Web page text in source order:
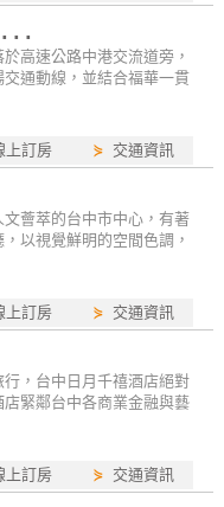
...
高速公路中港交流道旁，
通動線，並結合福華一貫
上訂房 ⋟ 交通資訊
薈萃的台中市中心，有著
以視覺鮮明的空間色調，
上訂房 ⋟ 交通資訊
，台中日月千禧酒店絕對
緊鄰台中各商業金融與藝
上訂房 ⋟ 交通資訊